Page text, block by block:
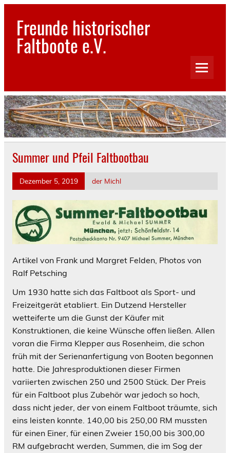
Skip
contentFreunde historischer
Faltboote e.V.
Bilder und Geschichten aus dem Reich der Faltboote
Summer und Pfeil Faltbootbau
Dezember 5, 2019 der Michl
Artikel von Frank und Margret Felden, Photos von
Ralf Petsching
Um 1930 hatte sich das Faltboot als Sport- und
Freizeitgerät etabliert. Ein Dutzend Hersteller
wetteiferte um die Gunst der Käufer mit
Konstruktionen, die keine Wünsche offen ließen. Allen
voran die Firma Klepper aus Rosenheim, die schon
früh mit der Serienanfertigung von Booten begonnen
hatte. Die Jahresproduktionen dieser Firmen
variierten zwischen 250 und 2500 Stück. Der Preis
für ein Faltboot plus Zubehör war jedoch so hoch,
dass nicht jeder, der von einem Faltboot träumte, sich
eins leisten konnte. 140,00 bis 250,00 RM mussten
für einen Einer, für einen Zweier 150,00 bis 300,00
RM aufgebracht werden, Summen, die im Sog der